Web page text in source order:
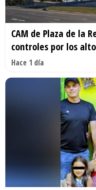
CAM de Plaza de la
controles por los
Hace 1 día